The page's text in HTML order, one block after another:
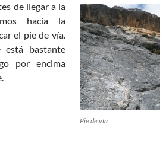
Pie de vía
de llegar a la
hacia la
el pie de vía.
bastante
por encima